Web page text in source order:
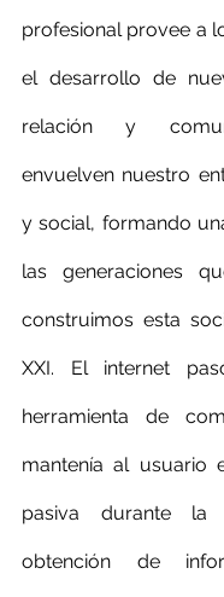
profesional provee a
el desarrollo de
relación y
envuelven nuestro
y social, formando
las generaciones
construimos esta
XXI. El internet
herramienta de
mantenía al usuario
pasiva durante la
obtención de